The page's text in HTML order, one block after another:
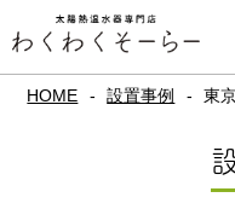
HOME 設置事例 東